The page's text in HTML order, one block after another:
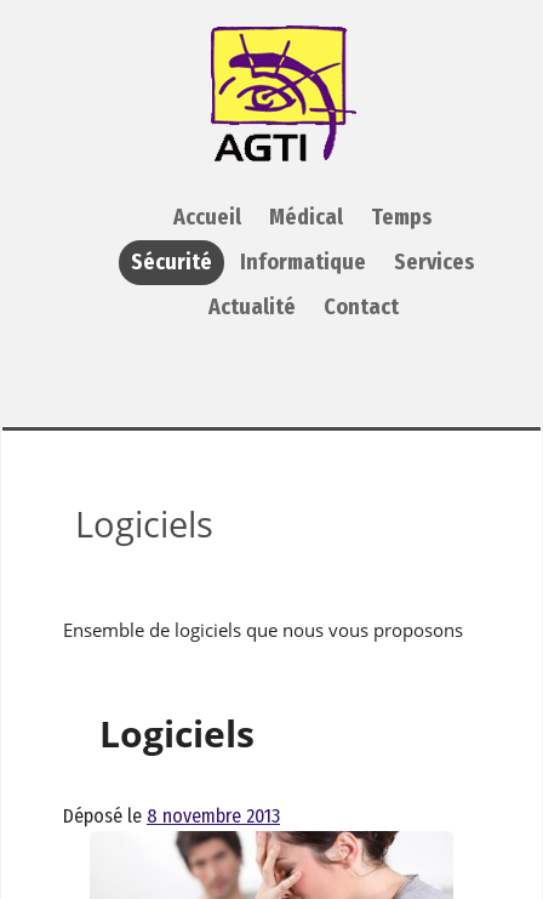
AGTI
Accueil Médical
Temps
Sécurité
Informatique
Services
Actualité
Contact
Logiciels
Ensemble de logiciels que nous vous proposons
Logiciels
Déposé le 8 novembre 2013